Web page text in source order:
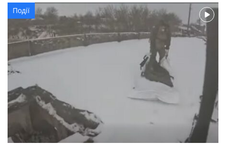
Події